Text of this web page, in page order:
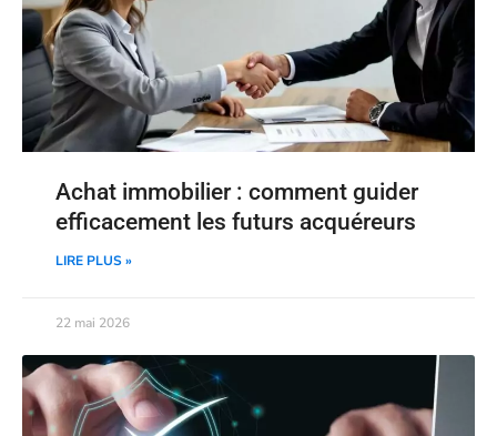
Achat immobilier : comment guider
efficacement les futurs acquéreurs
LIRE PLUS »
22 mai 2026